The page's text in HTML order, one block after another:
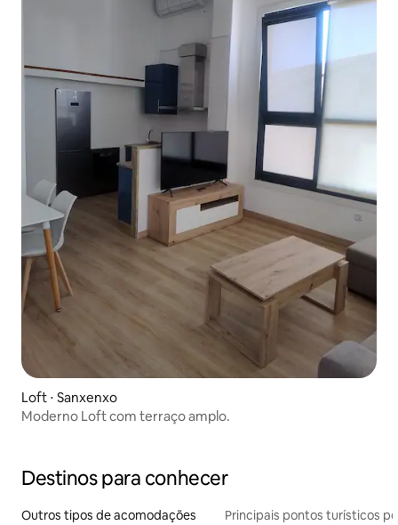
Loft ⋅ Sanxenxo
Moderno Loft com terraço amplo.
Destinos para conhecer
Outros tipos de acomodações Principais pontos turísticos